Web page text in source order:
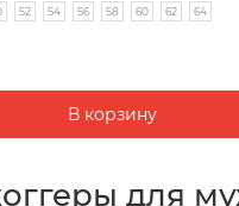
52 54 56 58 60 62 64
для